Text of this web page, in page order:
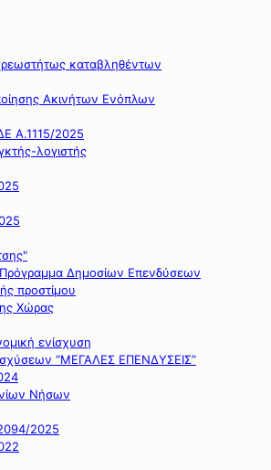
καταβληθέντων
Ακινήτων Ενόπλων
Α.1115/2025
λογιστής
Δημοσίων Επενδύσεων
προστίμου
Χώρας
ενίσχυση
“ΜΕΓΑΛΕΣ ΕΠΕΝΔΥΣΕΙΣ”
Νήσων
2025